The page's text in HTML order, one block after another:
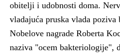
obitelji i udobnosti doma.
vladajuća pruska vlada poziva
Nobelove nagrade Roberta
naziva "ocem bakteriologije",